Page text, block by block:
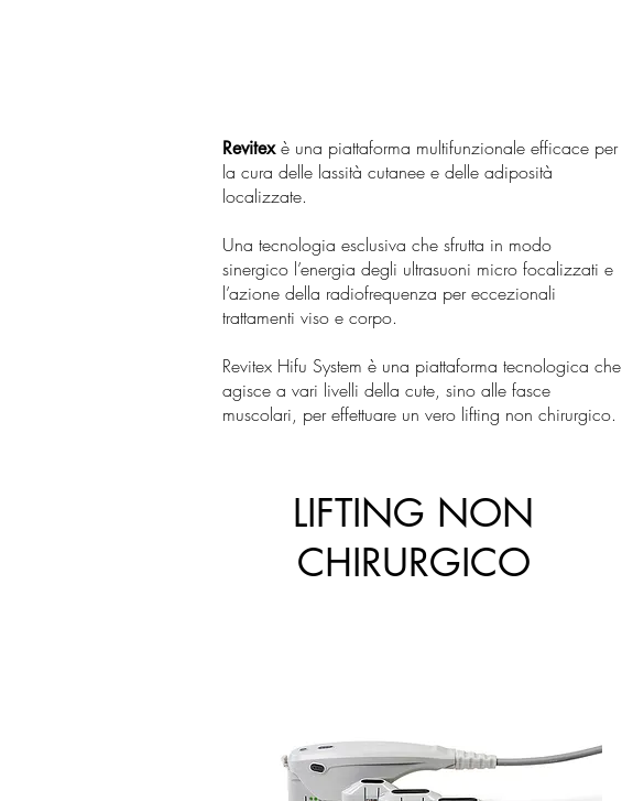
Revitexè una piattaforma multifunzionale efficace per
la cura delle lassità cutanee e delle adiposità
localizzate.
Una tecnologia esclusiva che sfrutta in modo
sinergico l’energia degli ultrasuoni micro focalizzati e
l’azione della radiofrequenza per eccezionali
trattamenti viso e corpo.
Revitex Hifu System è una piattaforma tecnologica che
agisce a vari livelli della cute, sino alle fasce
muscolari, per effettuare un vero lifting non chirurgico.
LIFTING NON
CHIRURGICO